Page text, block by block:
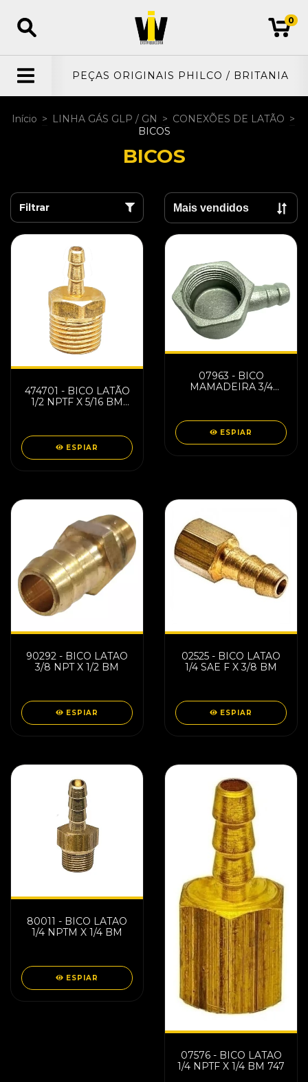
0
PEÇAS ORIGINAIS PHILCO / BRITANIA
Início > LINHA GÁS GLP / GN > CONEXÕES DE LATÃO >
BICOS
BICOS
Filtrar
474701 - BICO LATÃO
1/2 NPTF X 5/16 BM
ESPIAR
07963 - BICO
MAMADEIRA 3/4
ESPIAR
90292 - BICO LATAO
3/8 NPT X 1/2 BM
ESPIAR
02525 - BICO LATAO
1/4 SAE F X 3/8 BM
ESPIAR
80011 - BICO LATAO
1/4 NPTM X 1/4 BM
ESPIAR
07576 - BICO LATAO
1/4 NPTF X 1/4 BM 747